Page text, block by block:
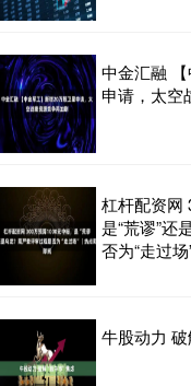
中金汇融
申请，太空
杠杆配资网
是“荒谬”还
否为“走过
牛股动力 破